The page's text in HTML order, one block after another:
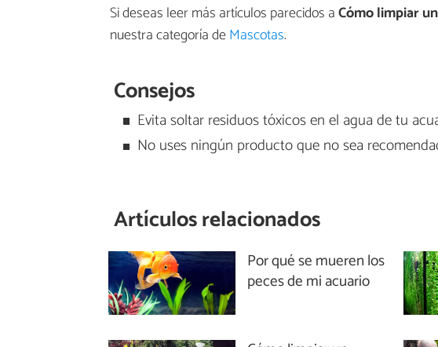
Si deseas leer más artículos parecidos aCómo limpiar
nuestra categoría deMascotas.
Consejos
Evita soltar residuos tóxicos en el agua de tu
No uses ningún producto que no sea
Artículos relacionados
Por qué se mueren los
peces de mi acuario